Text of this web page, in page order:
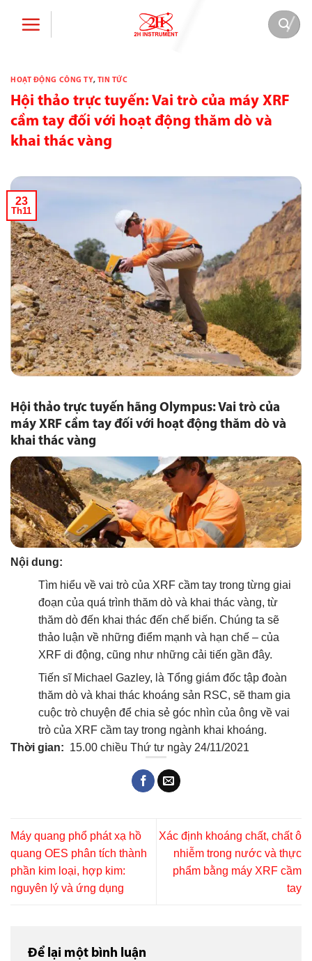
HOẠT ĐỘNG CÔNG TY, TIN TỨC
Hội thảo trực tuyến: Vai trò của máy XRF
cầm tay đối với hoạt động thăm dò và
khai thác vàng
23
Th11
Hội thảo trực tuyến hãng Olympus: Vai trò của
máy XRF cầm tay đối với hoạt động thăm dò và
khai thác vàng
Nội dung:
Tìm hiểu về vai trò của XRF cầm tay trong từng giai
đoạn của quá trình thăm dò và khai thác vàng, từ
thăm dò đến khai thác đến chế biến. Chúng ta sẽ
thảo luận về những điểm mạnh và hạn chế – của
XRF di động, cũng như những cải tiến gần đây.
Tiến sĩ Michael Gazley, là Tổng giám đốc tập đoàn
thăm dò và khai thác khoáng sản RSC, sẽ tham gia
cuộc trò chuyện để chia sẻ góc nhìn của ông về vai
trò của XRF cầm tay trong ngành khai khoáng.
Thời gian: 15.00 chiều Thứ tư ngày 24/11/2021
Máy quang phổ phát xạ hồ
quang OES phân tích thành
phần kim loại, hợp kim:
nguyên lý và ứng dụng
Xác định khoáng chất, chất ô
nhiễm trong nước và thực
phẩm bằng máy XRF cầm
tay
Để lại một bình luận